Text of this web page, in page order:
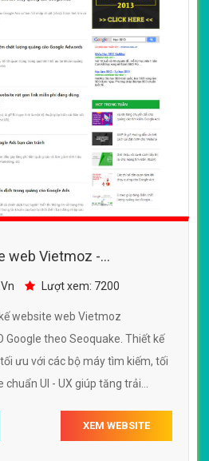
web Vietmoz -
Lượt xem: 7200
website web Vietmoz
Google theo Seoquake. Thiết kế
ưu với các bộ máy tìm kiếm, tối
chuẩn UI - UX giúp tăng trải
XEM WEBSITE